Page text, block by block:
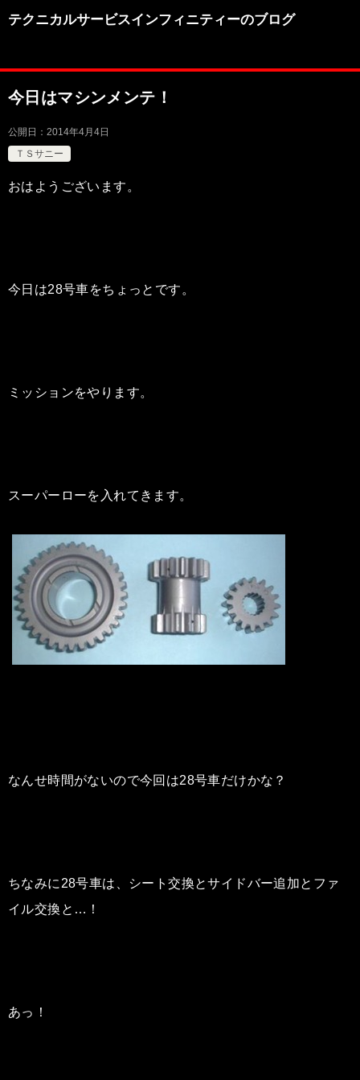
テクニカルサービスインフィニティーのブログ
今日はマシンメンテ！
公開日： 2014年4月4日
ＴＳサニー
おはようございます。
今日は28号車をちょっとです。
ミッションをやります。
スーパーローを入れてきます。
なんせ時間がないので今回は28号車だけかな？
ちなみに28号車は、シート交換とサイドバー追加とファ
イル交換と…！
あっ！